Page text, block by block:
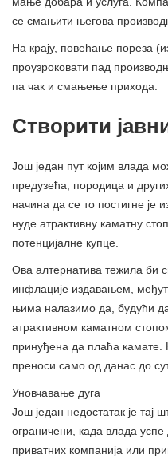
се смањити његова
На крају, повећање пореза
проузроковати пад
па чак и смањење прихода.
Створити
Још један пут којим влада
предузећа, породица и
начина да се то постигне је
нуде атрактивну каматну
потенцијалне купце.
Ова алтернатива тежила би
инфлације издавањем,
њима налазимо да, будући
атрактивном каматном
принуђена да плаћа камате.
преноси само од данас до
Уновчавање дуга
Још један недостатак је тај
ограничени, када влада
приватних компанија или